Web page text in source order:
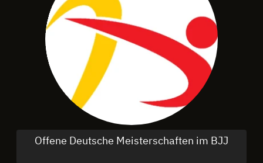
Offene Deutsche Meisterschaften im BJJ